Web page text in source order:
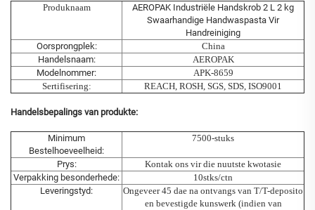
Produknaam
AEROPAK Industriële Handskrob 2 L 2 kg
Swaarhandige Handwaspasta Vir
Handreiniging
Oorsprongplek:
China
Handelsnaam:
AEROPAK
Modelnommer:
APK-8659
Sertifisering:
REACH, ROSH, SGS, SDS, ISO9001
Handelsbepalings van produkte:
Minimum
Bestelhoeveelheid:
7500-stuks
Prys:
Kontak ons vir die nuutste kwotasie
Verpakking besonderhede:
10stks/ctn
Leveringstyd:
Ongeveer 45 dae na ontvangs van T/T-deposito
en bevestigde kunswerk (indien van